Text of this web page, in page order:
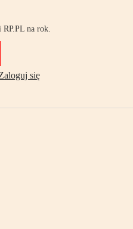
RP.PL na rok.
się